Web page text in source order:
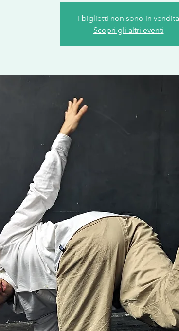
I biglietti non sono in vendita
Scopri gli altri eventi